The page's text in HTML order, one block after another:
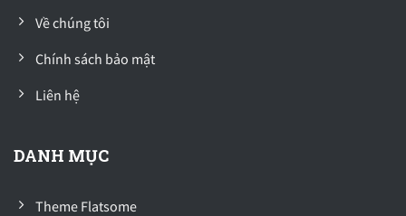
Về chúng tôi
Chính sách bảo mật
Liên hệ
DANH MỤC
Theme Flatsome